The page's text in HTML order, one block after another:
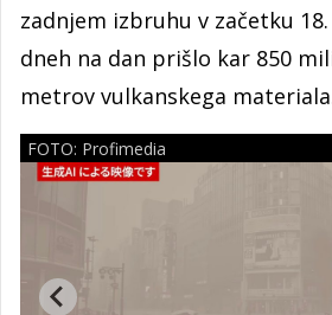
zadnjem izbruhu v začetku
dneh na dan prišlo kar 850
metrov vulkanskega
FOTO: Profimedia